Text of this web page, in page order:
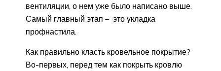
вентиляции, о нем уже было написано выше.
Самый главный этап – это укладка
профнастила.
Как правильно класть кровельное покрытие?
Во-первых, перед тем как покрыть кровлю